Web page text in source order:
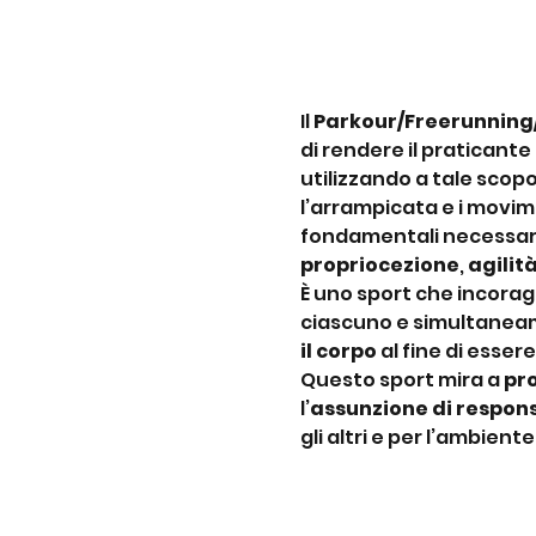
Il Parkour/
di rendere il
utilizzando a tale
l’arrampicata e i
fondamentali
propriocezione,
È uno sport che
ciascuno e
il corpo al fine di
Questo sport mira a
l’assunzione di
gli altri e per